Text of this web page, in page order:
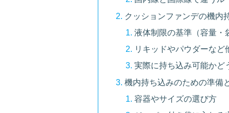
クッションファンデの機内
液体制限の基準（容量・
リキッドやパウダーなど
実際に持ち込み可能かど
機内持ち込みのための準備
容器やサイズの選び方